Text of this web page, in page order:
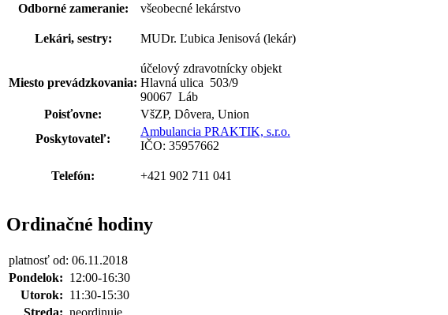
Odborné zameranie:
všeobecné lekárstvo
Lekári, sestry: MUDr. Ľubica Jenisová (lekár)
Miesto prevádzkovania:
účelový zdravotnícky objekt
Hlavná ulica 503/9
90067 Láb
Poisťovne:
VšZP, Dôvera, Union
Poskytovateľ:
Ambulancia PRAKTIK, s.r.o.
IČO: 35957662
Telefón: +421 902 711 041
Ordinačné hodiny
platnosť od: 06.11.2018
Pondelok: 12:00-16:30
Utorok: 11:30-15:30
Streda: neordinuje